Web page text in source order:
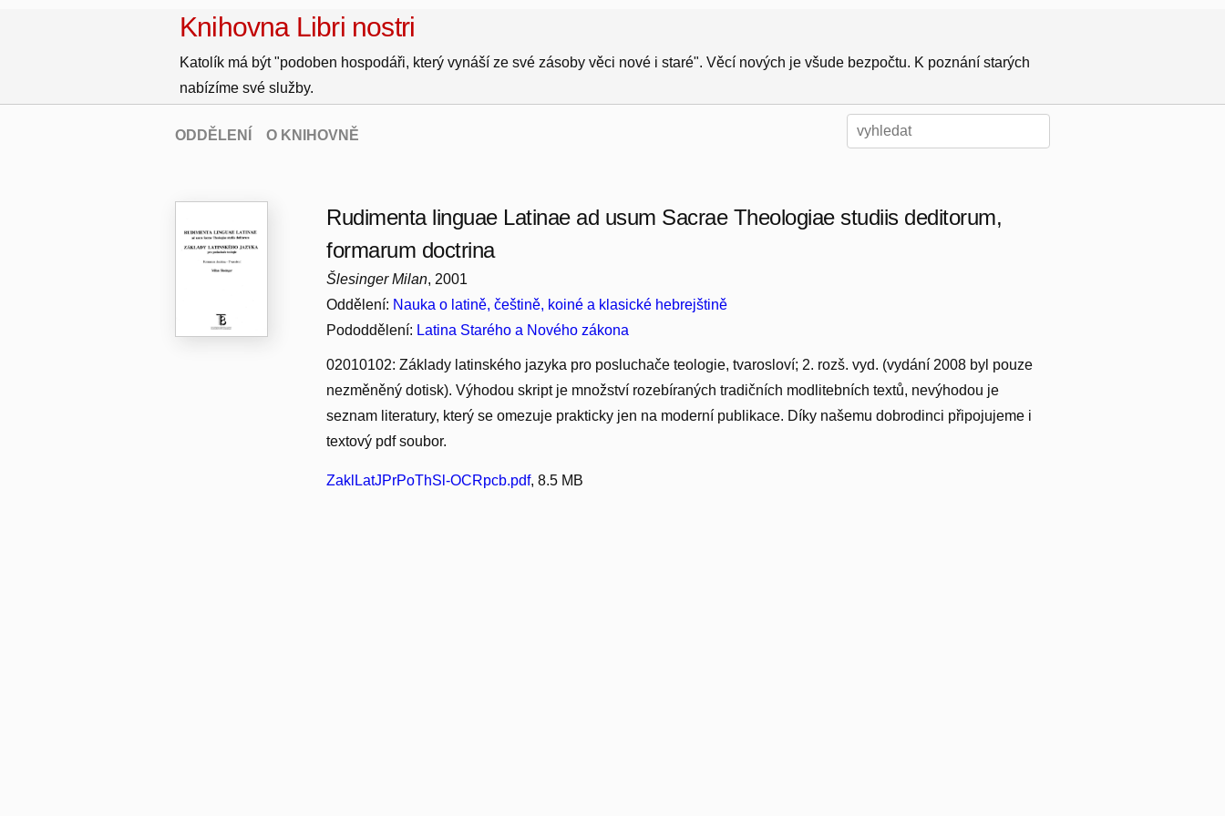
Knihovna Libri nostri
Katolík má být "podoben hospodáři, který vynáší ze své zásoby věci nové i staré". Věcí nových je všude bezpočtu. K poznání starých
nabízíme své služby.
ODDĚLENÍ O KNIHOVNĚ
Rudimenta linguae Latinae ad usum Sacrae Theologiae studiis deditorum,
formarum doctrina
Šlesinger Milan, 2001
Oddělení: Nauka o latině, češtině, koiné a klasické hebrejštině
Pododdělení: Latina Starého a Nového zákona
02010102: Základy latinského jazyka pro posluchače teologie, tvarosloví; 2. rozš. vyd. (vydání 2008 byl pouze
nezměněný dotisk). Výhodou skript je množství rozebíraných tradičních modlitebních textů, nevýhodou je
seznam literatury, který se omezuje prakticky jen na moderní publikace. Díky našemu dobrodinci připojujeme i
textový pdf soubor.
ZaklLatJPrPoThSl-OCRpcb.pdf, 8.5 MB